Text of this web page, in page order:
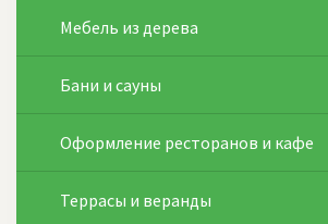
Мебель из дерева
Бани и сауны
Оформление ресторанов и кафе
Террасы и веранды